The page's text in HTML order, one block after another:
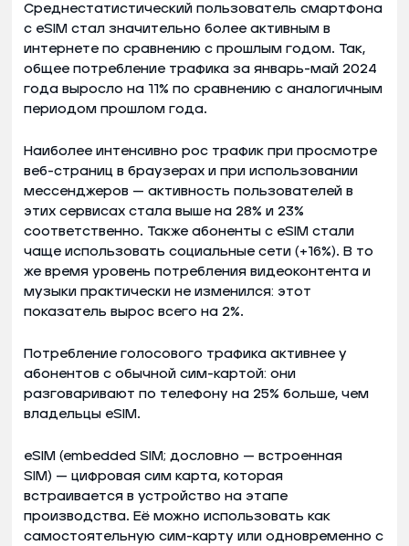
Среднестатистический пользователь смартфона
с eSIM стал значительно более активным в
интернете по сравнению с прошлым годом. Так,
общее потребление трафика за январь-май 2024
года выросло на 11% по сравнению с аналогичным
периодом прошлом года.
Наиболее интенсивно рос трафик при просмотре
веб-страниц в браузерах и при использовании
мессенджеров — активность пользователей в
этих сервисах стала выше на 28% и 23%
соответственно. Также абоненты с eSIM стали
чаще использовать социальные сети (+16%). В то
же время уровень потребления видеоконтента и
музыки практически не изменился: этот
показатель вырос всего на 2%.
Потребление голосового трафика активнее у
абонентов с обычной сим-картой: они
разговаривают по телефону на 25% больше, чем
владельцы eSIM.
eSIM (embedded SIM; дословно — встроенная
SIM) — цифровая сим карта, которая
встраивается в устройство на этапе
производства. Её можно использовать как
самостоятельную сим-карту или одновременно с